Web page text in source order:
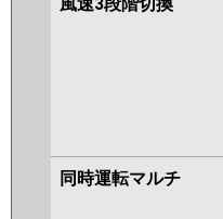
同時運転マルチ